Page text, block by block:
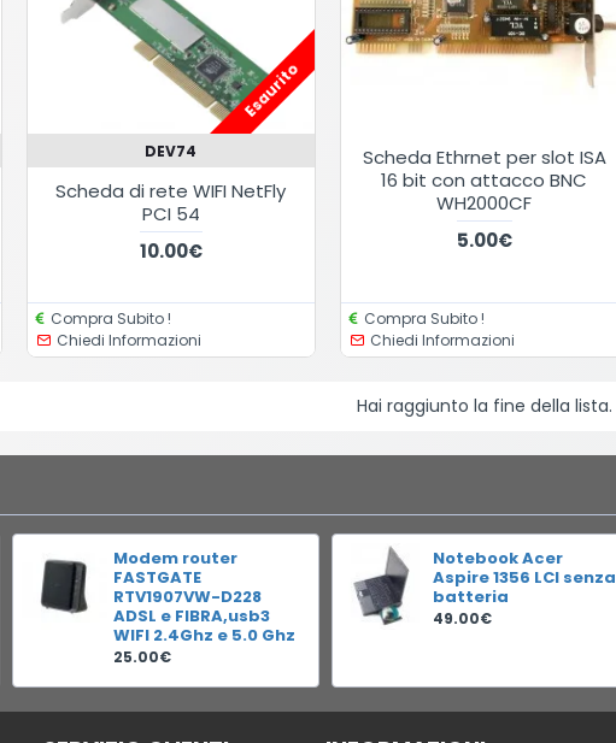
Esaurito
DEV74
Scheda di rete WIFI NetFly
PCI 54
10.00€
Compra Subito !
Chiedi Informazioni
Scheda Ethrnet per slot ISA
16 bit con attacco BNC
WH2000CF
5.00€
Compra Subito !
Chiedi Informazioni
Hai raggiunto la fine della lista.
Modem router
FASTGATE
RTV1907VW-D228
ADSL e FIBRA,usb3
WIFI 2.4Ghz e 5.0 Ghz
25.00€
Notebook Acer
Aspire 1356 LCI senza
batteria
49.00€